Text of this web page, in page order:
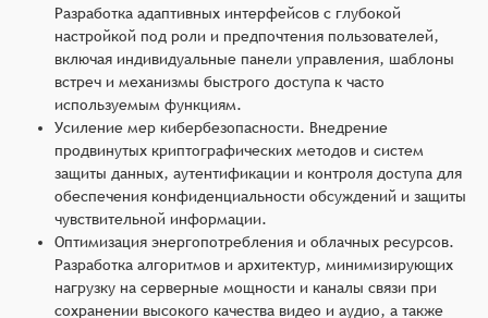
Разработка адаптивных интерфейсов с глубокой
настройкой под роли и предпочтения пользователей,
включая индивидуальные панели управления, шаблоны
встреч и механизмы быстрого доступа к часто
используемым функциям.
Усиление мер кибербезопасности. Внедрение
продвинутых криптографических методов и систем
защиты данных, аутентификации и контроля доступа для
обеспечения конфиденциальности обсуждений и защиты
чувствительной информации.
Оптимизация энергопотребления и облачных ресурсов.
Разработка алгоритмов и архитектур, минимизирующих
нагрузку на серверные мощности и каналы связи при
сохранении высокого качества видео и аудио, а также